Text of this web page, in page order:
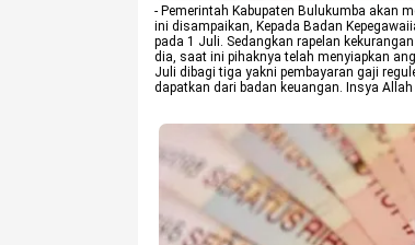
- Pemerintah Kabupaten Bulukumba akan
ini disampaikan, Kepada Badan
pada 1 Juli. Sedangkan rapelan
dia, saat ini pihaknya telah menyiapkan
Juli dibagi tiga yakni pembayaran gaji
dapatkan dari badan keuangan. Insya